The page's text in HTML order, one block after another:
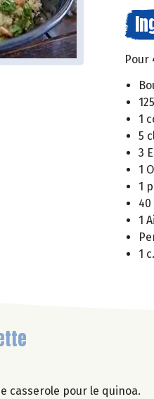
Pour
1
5
3
1
1
40
1
1
casserole pour le quinoa.